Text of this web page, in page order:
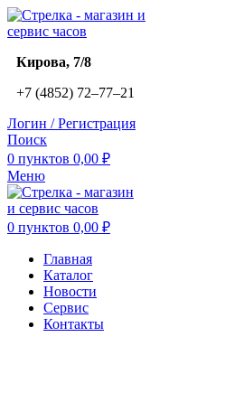
​Кирова, 7/8
+7 (4852) 72‒77‒21
Логин / Регистрация
Поиск
0 пунктов 0,00 ₽
Меню
0 пунктов 0,00 ₽
Главная
Каталог
Новости
Сервис
Контакты